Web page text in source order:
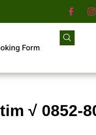
Form
√ 0852-